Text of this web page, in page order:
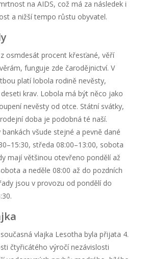
na AIDS, což má za následek i
a nižší tempo růstu obyvatel.
osmdesát procent křesťané, věří
funguje zde čarodějnictví. V
platí lobola rodině nevěsty,
krav. Lobola má být něco jako
nevěsty od otce. Státní svátky,
doba je podobná té naší.
všude stejné a pevně dané
středa 08:00–13:00, sobota
mají většinou otevřeno pondělí až
a neděle 08:00 až do pozdních
jsou v provozu od pondělí do
vlajka Lesotha byla přijata 4.
čtyřicátého výročí nezávislosti